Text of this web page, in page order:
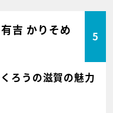
吉 かりそめ
5
ろうの滋賀の魅力